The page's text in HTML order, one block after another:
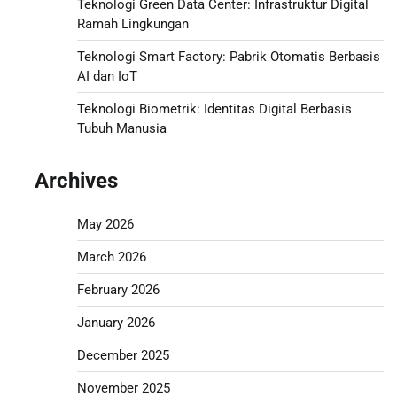
Teknologi Green Data Center: Infrastruktur Digital
Ramah Lingkungan
Teknologi Smart Factory: Pabrik Otomatis Berbasis
AI dan IoT
Teknologi Biometrik: Identitas Digital Berbasis
Tubuh Manusia
Archives
May 2026
March 2026
February 2026
January 2026
December 2025
November 2025